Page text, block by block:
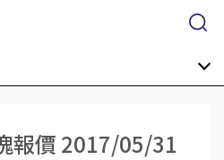
報價 2017/05/31